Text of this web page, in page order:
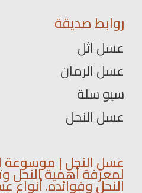
روابط صديقة
عسل اثل
عسل الرمان
سيو سلة
عسل النحل
عسل النحل | موسوعة
لمعرفة أهمية النحل
النحل وفوائده.